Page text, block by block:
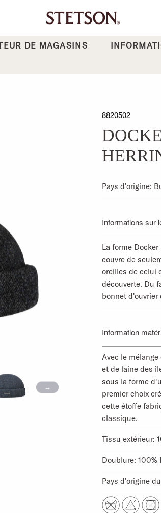
DE MAGASINS
8820502
Pays d'origine:
Informations sur
La forme
couvre de
oreilles de celui
découverte. Du
bonnet
Information
Avec le
et de laine des
sous la forme
premier choix
cette étoffe
classique.
Tissu extérieur:
Doublure: 100%
Pays d'origine